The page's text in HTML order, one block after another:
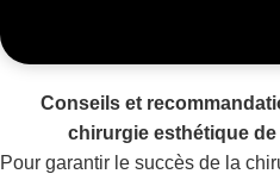
Conseils et
chirurgie esthétique de
Pour garantir le succès de la